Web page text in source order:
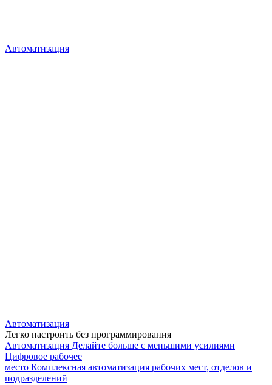
Автоматизация
Автоматизация
Легко настроить без программирования
Автоматизация Делайте больше с меньшими усилиями
Цифровое рабочее
место Комплексная автоматизация рабочих мест, отделов и
подразделений